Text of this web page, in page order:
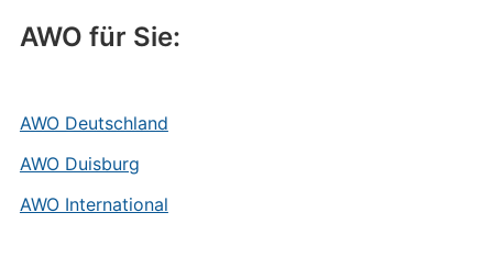
AWO für Sie:
AWO Deutschland
AWO Duisburg
AWO International